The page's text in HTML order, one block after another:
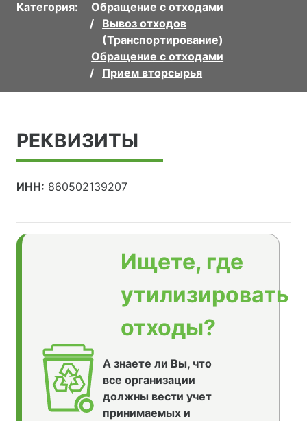
Категория:
Обращение с отходами
Вывоз отходов
(Транспортирование)
Обращение с отходами
Прием вторсырья
РЕКВИЗИТЫ
ИНН: 860502139207
Ищете, где
утилизировать
отходы?
А знаете ли Вы, что
все организации
должны вести учет
принимаемых и